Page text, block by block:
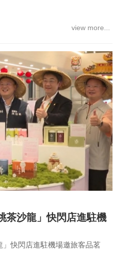
view more...
茶沙龍」快閃店進駐機
快閃店進駐機場邀旅客品茗
場 以柔軟觸感與極致
常